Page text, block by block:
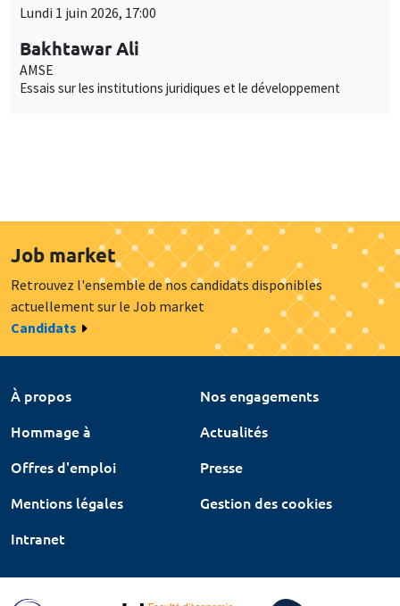
Lundi 1 juin 2026, 17:00
Bakhtawar Ali
AMSE
Essais sur les institutions juridiques et le développement
Job market
Retrouvez l'ensemble de nos candidats disponibles
actuellement sur le Job market
Candidats
À propos
Nos engagements
Hommage à
Actualités
Offres d'emploi
Presse
Mentions légales
Gestion des cookies
Intranet